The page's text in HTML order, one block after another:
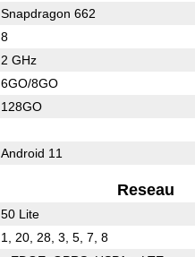
Snapdragon 662
8
2 GHz
6GO/8GO
128GO
Android 11
Reseau
50 Lite
1, 20, 28, 3, 5, 7, 8